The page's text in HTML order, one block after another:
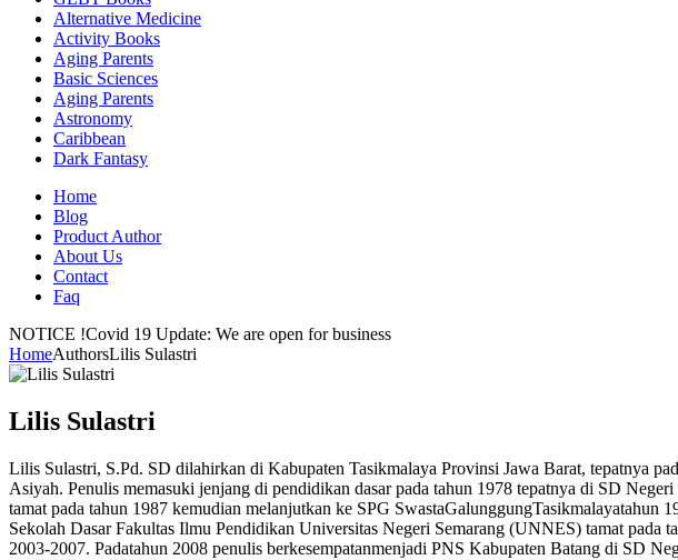
Alternative Medicine
Activity Books
Aging Parents
Basic Sciences
Aging Parents
Astronomy
Caribbean
Dark Fantasy
Home
Blog
Product Author
About Us
Contact
Faq
NOTICE !Covid 19 Update: We are open for business
HomeAuthorsLilis Sulastri
Lilis Sulastri
Lilis Sulastri, S.Pd. SD dilahirkan di Kabupaten Tasikmalaya Provinsi Jawa Barat, tepatnya
Asiyah. Penulis memasuki jenjang di pendidikan dasar pada tahun 1978 tepatnya di SD
tamat pada tahun 1987 kemudian melanjutkan ke SPG
Sekolah Dasar Fakultas Ilmu Pendidikan Universitas Negeri Semarang (UNNES) tamat pada
2003-2007. Padatahun 2008 penulis berkesempatanmenjadi PNS Kabupaten Batang di SD